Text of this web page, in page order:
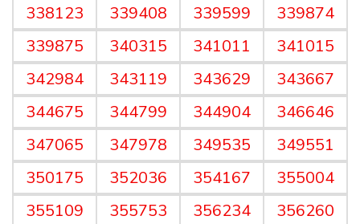
338123
339408 339599
339874
339875
340315 341011
341015
342984
343119 343629
343667
344675
344799 344904
346646
347065
347978 349535
349551
350175
352036 354167
355004
355109
355753 356234
356260